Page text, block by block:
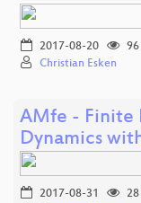
2017-08-20
96
Christian Esken
AMfe - Finite
Dynamics
2017-08-31
28